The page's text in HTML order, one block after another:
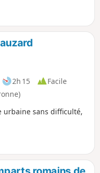
ou plusieurs journées
et arrêts effectués.
2h 15
Facile
urbaine sans difficulté,